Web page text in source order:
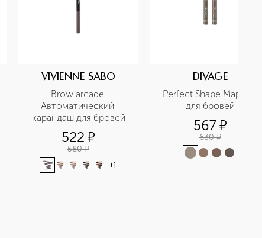
VIVIENNE SABO
Brow arcade
Автоматический
карандаш для бровей
522 ¤
580 ¤
+1
DIVAGE
Perfect Shape Маркер
для бровей
567¤
630 ¤